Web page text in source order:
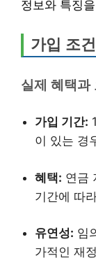
정보와 특징
가입 조
실제 혜택과
가입 기간:
이 있는 경
혜택: 연금
기간에 따
유연성: 임
가적인 재